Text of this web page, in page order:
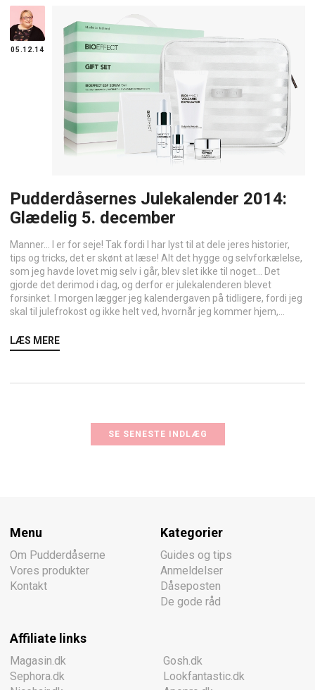
05.12.14
Pudderdåsernes Julekalender 2014:
Glædelig 5. december
Manner… I er for seje! Tak fordi I har lyst til at dele jeres historier,
tips og tricks, det er skønt at læse! Alt det hygge og selvforkælelse,
som jeg havde lovet mig selv i går, blev slet ikke til noget… Det
gjorde det derimod i dag, og derfor er julekalenderen blevet
forsinket. I morgen lægger jeg kalendergaven på tidligere, fordi jeg
skal til julefrokost og ikke helt ved, hvornår jeg kommer hjem,...
LÆS MERE
SE SENESTE INDLÆG
Menu
Om Pudderdåserne
Vores produkter
Kontakt
Kategorier
Guides og tips
Anmeldelser
Dåseposten
De gode råd
Affiliate links
Magasin.dk
Sephora.dk
Gosh.dk
Lookfantastic.dk